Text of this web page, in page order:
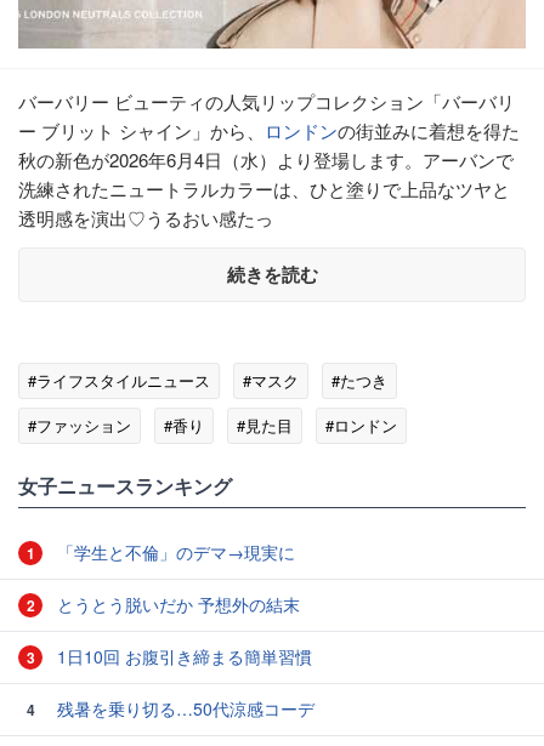
バーバリー ビューティの人気リップコレクション「バーバリ
ー ブリット シャイン」から、 ロンドンの街並みに着想を得た
秋の新色が2026年6月4日（水）より登場します。アーバンで
洗練されたニュートラルカラーは、ひと塗りで上品なツヤと
透明感を演出♡うるおい感たっ
続きを読む
#ライフスタイルニュース #マスク
#たつき
#ファッション
#香り #見た目 #ロンドン
女子ニュースランキング
1 「学生と不倫」のデマ→現実に
2 とうとう脱いだか 予想外の結末
3 1日10回 お腹引き締まる簡単習慣
4 残暑を乗り切る…50代涼感コーデ